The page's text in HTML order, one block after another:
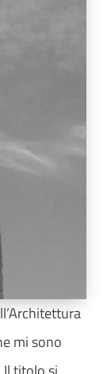
mi sono